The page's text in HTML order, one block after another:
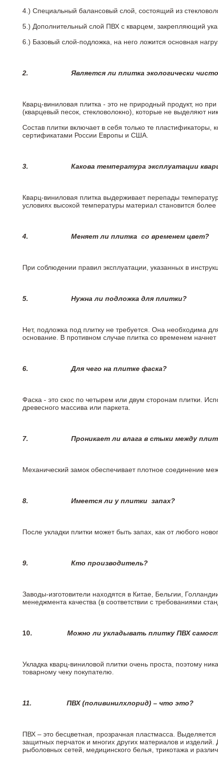
4.) Специальный балансовый слой, состоящий из
5.) Дополнительный слой ПВХ с кварцем, закрепляющий
6.) Базовый слой-подложка, на него ложится основная
2. Является ли плитка экологически
Кварц-виниловая плитка - это не природный продукт, но
(кварцевый песок, стекловолокно), которые не выделяют
Состав плитки включает в себя только те
сертификатами России Европы и США.
3. Какова температура эксплуатации
Кварц-виниловая плитка выдерживает перепады
условиях высокой температуры материал становится
4. Меняет ли плитка со временем цвет?
При соблюдении правил эксплуатации, указанных в
5. Нужна ли подложка для плитки?
Нет, подложка под плитку не требуется. Она необходима
основание. В противном случае плитка со временем
6.Для чего на плитке фаска?
Фаска - это скос по четырем или двум сторонам плитки.
древесного массива или паркета.
7. Проникает ли влага в стыки между
Механический замок обеспечивает плотное соединение
8. Имеется ли у плитки запах?
После укладки плитки может быть запах, как от любого
9. Кто производитель?
Заводы-изготовители находятся в Китае, Бельгии,
менеджмента качества (в соответствии с требованиями
10. Можно ли укладывать плитку ПВХ
Укладка кварц-виниловой плитки очень проста, поэтому
товарному чеку покупателю.
11. ПВХ (поливинилхлорид) – что это?
ПВХ – это бесцветная, прозрачная пластмасса.
защитных перчаток и многих других материалов и
рыболовных сетей, медицинского белья, трикотажа и